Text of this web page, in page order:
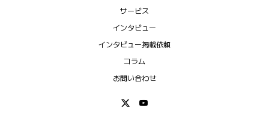
サービス
インタビュー
インタビュー掲載依頼
コラム
お問い合わせ